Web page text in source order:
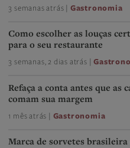
3 semanas atrás | Gastronomia
Como escolher as louças
para o seu restaurante
3 semanas, 2 dias atrás |
Refaça a conta antes que as
comam sua margem
1 mês atrás | Gastronomia
Marca de sorvetes brasileira